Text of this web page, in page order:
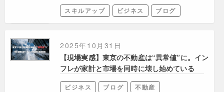
スキルアップ ビジネス ブログ
2025年10月31日
【現場実感】東京の不動産は“異常値”に。イン
フレが家計と市場を同時に壊し始めている
ビジネス ブログ 不動産